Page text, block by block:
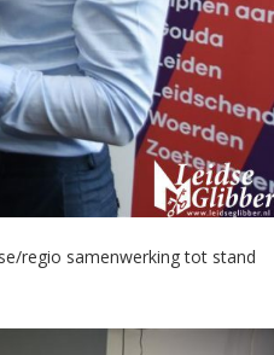
regio samenwerking tot stand